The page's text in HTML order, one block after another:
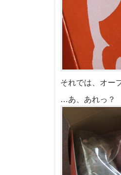
それでは、オー
…あ、あれっ？